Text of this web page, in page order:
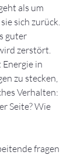
als um
sich zurück.
guter
zerstört.
Energie in
zu stecken,
Verhalten:
Seite? Wie
fragen